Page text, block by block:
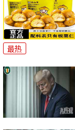
最热